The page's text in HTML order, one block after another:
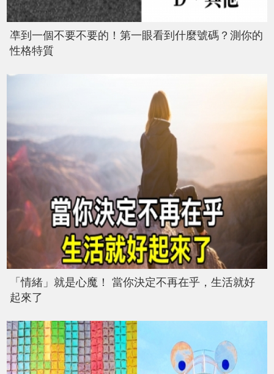
凖到一個不要不要的！第一眼看到什麼號碼？測你的
性格特質
「情緒」就是心魔！ 當你決定不再在乎，生活就好
起來了